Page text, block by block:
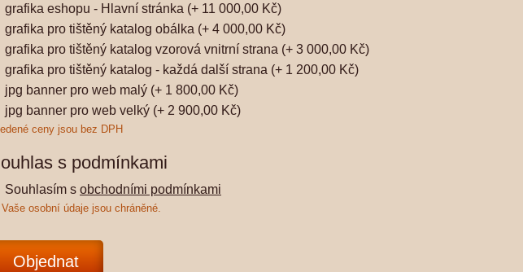
grafika eshopu - Hlavní stránka (+ 11 000,00 Kč)
grafika pro tištěný katalog obálka (+ 4 000,00 Kč)
grafika pro tištěný katalog vzorová vnitrní strana (+ 3 000,00 Kč)
grafika pro tištěný katalog - každá další strana (+ 1 200,00 Kč)
jpg banner pro web malý (+ 1 800,00 Kč)
jpg banner pro web velký (+ 2 900,00 Kč)
ceny jsou bez DPH
s podmínkami
Souhlasím s obchodními podmínkami
Vaše osobní údaje jsou chráněné.